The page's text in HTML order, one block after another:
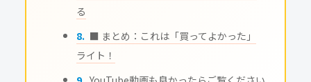
る
■ まとめ：これは「買ってよかった」
ライト！